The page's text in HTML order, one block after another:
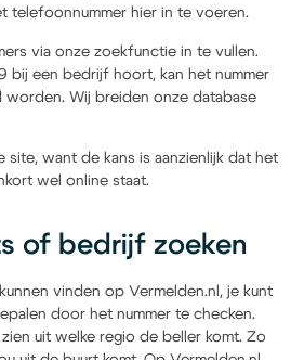
telefoonnummer hier in te voeren.
via onze zoekfunctie in te vullen.
bij een bedrijf hoort, kan het nummer
worden. Wij breiden onze database
site, want de kans is aanzienlijk dat het
wel online staat.
of bedrijf zoeken
vinden op Vermelden.nl, je kunt
door het nummer te checken.
uit welke regio de beller komt. Zo